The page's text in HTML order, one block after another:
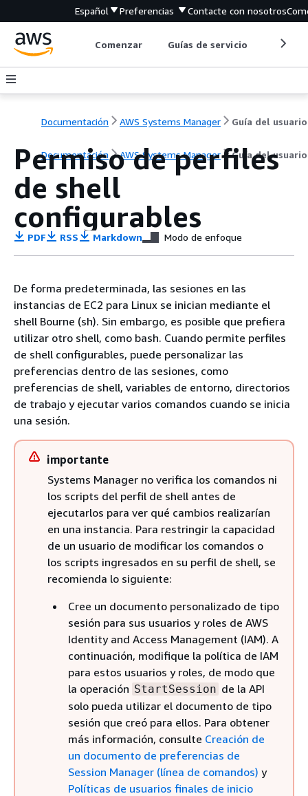
Español Preferencias Contacte con nosotros
Comenzar Guías de servicio
Documentación AWS Systems Manager Guía del usuario
Documentación AWS Systems Manager Guía del usuario
Permiso de perfiles
de shell
configurables
PDF RSS Markdown Modo de enfoque
De forma predeterminada, las sesiones en las
instancias de EC2 para Linux se inician mediante el
shell Bourne (sh). Sin embargo, es posible que prefiera
utilizar otro shell, como bash. Cuando permite perfiles
de shell configurables, puede personalizar las
preferencias dentro de las sesiones, como
preferencias de shell, variables de entorno, directorios
de trabajo y ejecutar varios comandos cuando se inicia
una sesión.
importante
Systems Manager no verifica los comandos ni
los scripts del perfil de shell antes de
ejecutarlos para ver qué cambios realizarían
en una instancia. Para restringir la capacidad
de un usuario de modificar los comandos o
los scripts ingresados en su perfil de shell, se
recomienda lo siguiente:
Cree un documento personalizado de tipo
sesión para sus usuarios y roles de AWS
Identity and Access Management (IAM). A
continuación, modifique la política de IAM
para estos usuarios y roles, de modo que
la operación StartSession de la API
solo pueda utilizar el documento de tipo
sesión que creó para ellos. Para obtener
más información, consulte Creación de
un documento de preferencias de
Session Manager (línea de comandos) y
Políticas de usuarios finales de inicio